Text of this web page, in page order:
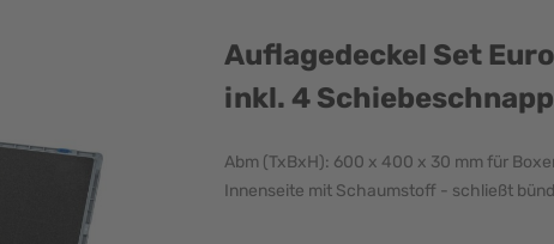
Eurobox NextGen
Auflagedeckel Set
inkl. 4
Abm (TxBxH): 600 x 400 x 30 mm für
Innenseite mit Schaumstoff - schließt